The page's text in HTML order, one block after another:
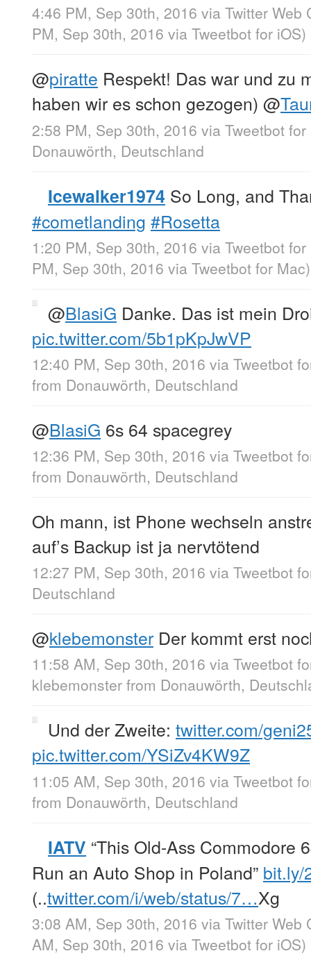
4:46 PM, Sep 30th, 2016 via Twitter Web
PM, Sep 30th, 2016 via Tweetbot for iΟS)
@piratte Respekt! Das war und zu
haben wir es schon gezogen) @
2:58 PM, Sep 30th, 2016 via Tweetbot
Donauwörth, Deutschland
Icewalker1974 So Long, and
#cometlanding #Rosetta
1:20 PM, Sep 30th, 2016 via Tweetbot
PM, Sep 30th, 2016 via Tweetbot for Mac)
@BlasiG Danke. Das ist mein
pic.twitter.com/5b1pKpJwVP
12:40 PM, Sep 30th, 2016 via Tweetbot
from Donauwörth, Deutschland
@BlasiG 6s 64 spacegrey
12:36 PM, Sep 30th, 2016 via Tweetbot
from Donauwörth, Deutschland
Oh mann, ist Phone wechseln
auf’s Backup ist ja nervtötend
12:27 PM, Sep 30th, 2016 via Tweetbot
Deutschland
@klebemonster Der kommt erst
11:58 AM, Sep 30th, 2016 via Tweetbot
klebemonster from Donauwörth,
Und der Zweite: twitter.com/
pic.twitter.com/YSiZv4KW9Z
11:05 AM, Sep 30th, 2016 via Tweetbot
from Donauwörth, Deutschland
IATV “This Old-Ass Commodore
Run an Auto Shop in Poland” bit.ly/
(..twitter.com/i/web/status/7…Xg
3:08 AM, Sep 30th, 2016 via Twitter Web
AM, Sep 30th, 2016 via Tweetbot for iΟS)